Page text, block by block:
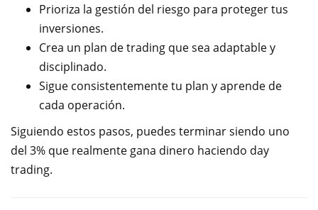
Prioriza la gestión del riesgo para proteger tus
inversiones.
Crea un plan de trading que sea adaptable y
disciplinado.
Sigue consistentemente tu plan y aprende de
cada operación.
Siguiendo estos pasos, puedes terminar siendo uno
del 3% que realmente gana dinero haciendo day
trading.